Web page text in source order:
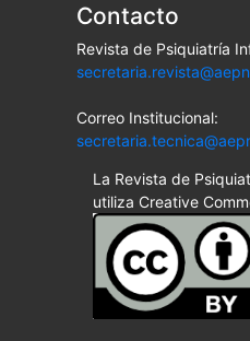
Contacto
Revista de Psiquiatría
Correo Institucional:
La Revista de
utiliza Creative